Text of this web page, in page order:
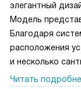
элегантный
Модель
Благодаря
расположения
и несколько
Читать